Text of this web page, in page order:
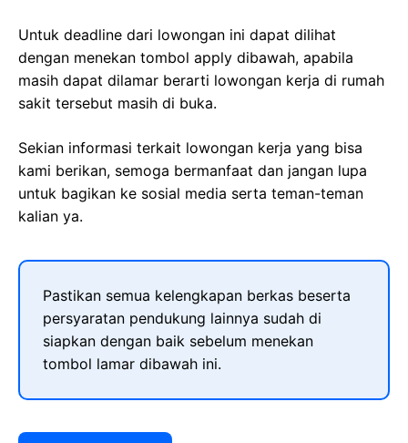
Untuk deadline dari lowongan ini dapat dilihat
dengan menekan tombol apply dibawah, apabila
masih dapat dilamar berarti lowongan kerja di rumah
sakit tersebut masih di buka.
Sekian informasi terkait lowongan kerja yang bisa
kami berikan, semoga bermanfaat dan jangan lupa
untuk bagikan ke sosial media serta teman-teman
kalian ya.
Pastikan semua kelengkapan berkas beserta
persyaratan pendukung lainnya sudah di
siapkan dengan baik sebelum menekan
tombol lamar dibawah ini.